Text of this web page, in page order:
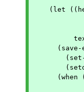
(let
(save-
(when